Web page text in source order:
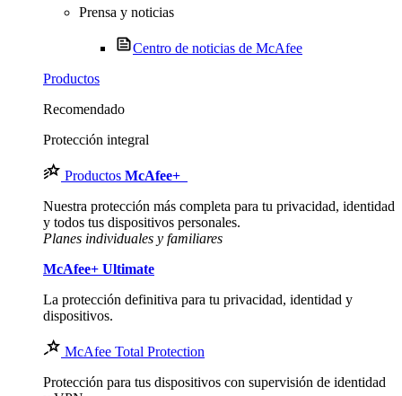
Prensa y noticias
Centro de noticias de McAfee
Productos
Recomendado
Protección integral
Productos McAfee+
Nuestra protección más completa para tu privacidad, identidad
y todos tus dispositivos personales.​
Planes individuales y familiares
McAfee+ Ultimate
La protección definitiva para tu privacidad, identidad y
dispositivos.
McAfee Total Protection
Protección para tus dispositivos con supervisión de identidad